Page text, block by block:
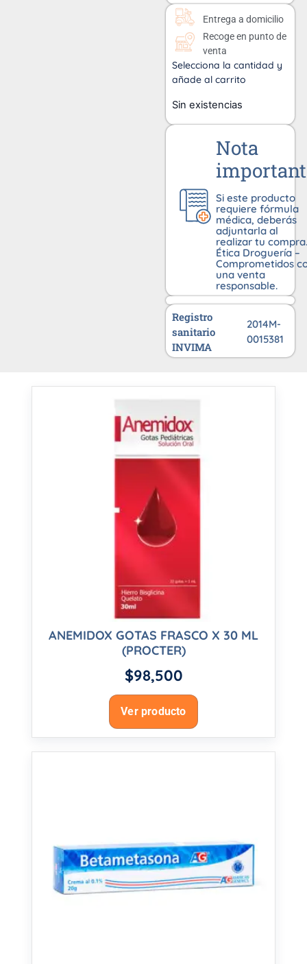
Entrega a domicilio
Recoge en punto de
venta
Selecciona la cantidad y
añade al carrito
Sin existencias
Nota
Si este producto
requiere fórmula
médica, deberás
adjuntarla al
realizar tu compra.
Ética Droguería –
Comprometidos
una venta
responsable.
Registro
sanitario
INVIMA
2014M-
0015381
ANEMIDOX GOTAS FRASCO X 30 ML
(PROCTER)
$98,500
Ver producto